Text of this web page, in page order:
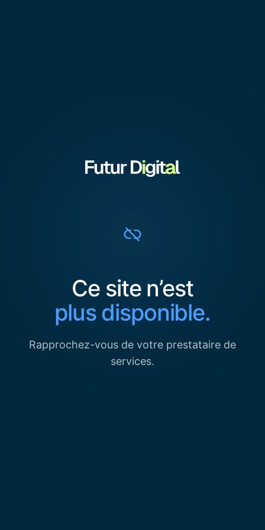
Ce site n’est
plus disponible.
Rapprochez-vous de votre prestataire de
services.